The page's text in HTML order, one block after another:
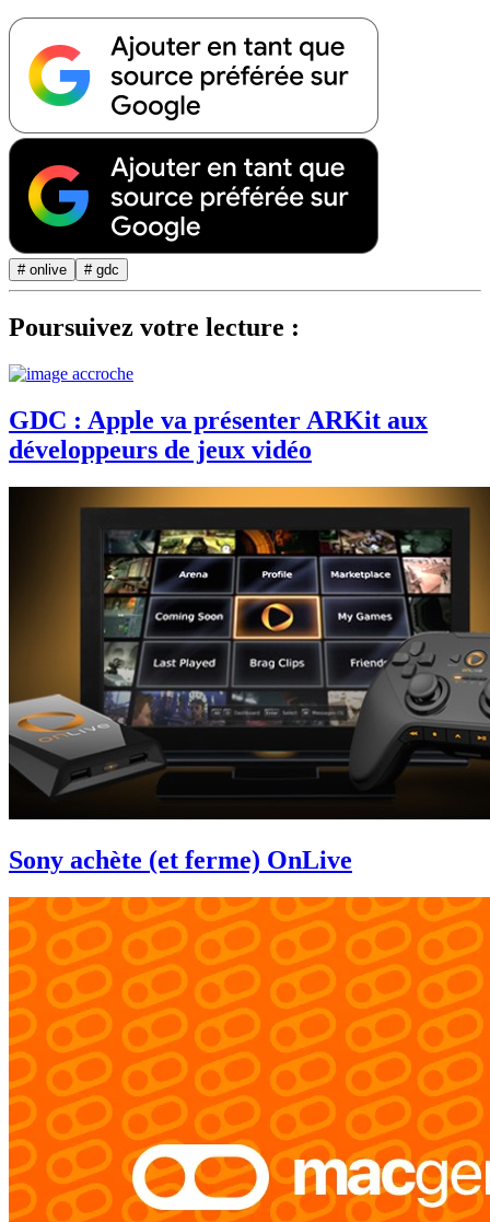
# onlive # gdc
Poursuivez votre lecture :
GDC : Apple va présenter ARKit aux
développeurs de jeux vidéo
Sony achète (et ferme) OnLive